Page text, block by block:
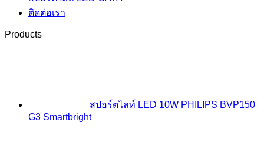
ติดต่อเรา
Products
สปอร์ตไลท์ LED 10W PHILIPS BVP150
G3 Smartbright